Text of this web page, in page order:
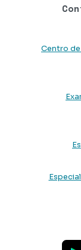
Centro